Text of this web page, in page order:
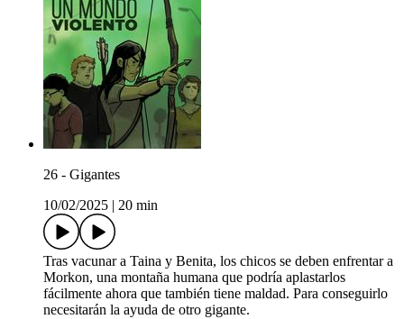
26 - Gigantes
10/02/2025
20 min
Tras vacunar a Taina y Benita, los chicos se deben enfrentar a
Morkon, una montaña humana que podría aplastarlos
fácilmente ahora que también tiene maldad. Para conseguirlo
necesitarán la ayuda de otro gigante.